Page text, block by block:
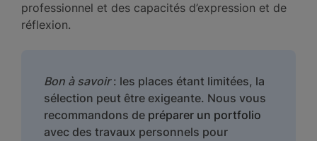
professionnel et des capacités d’expression et de
réflexion.
Bon à savoir: les places étant limitées, la
sélection peut être exigeante. Nous vous
recommandons de préparer un portfolio
avec des travaux personnels pour